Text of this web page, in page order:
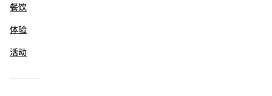
餐饮
体验
活动